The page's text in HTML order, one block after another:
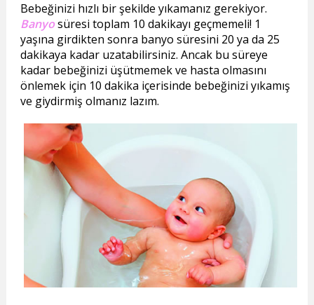
Bebeğinizi hızlı bir şekilde yıkamanız gerekiyor.
Banyosüresi toplam 10 dakikayı geçmemeli! 1
yaşına girdikten sonra banyo süresini 20 ya da 25
dakikaya kadar uzatabilirsiniz. Ancak bu süreye
kadar bebeğinizi üşütmemek ve hasta olmasını
önlemek için 10 dakika içerisinde bebeğinizi yıkamış
ve giydirmiş olmanız lazım.